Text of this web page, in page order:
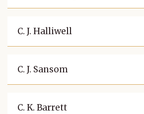
C. J. Halliwell
C. J. Sansom
C. K. Barrett